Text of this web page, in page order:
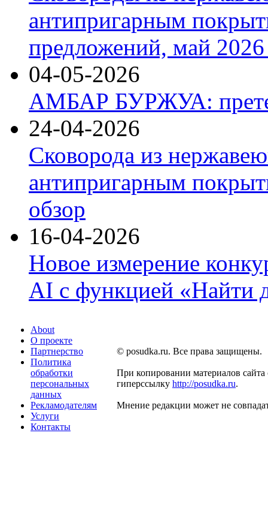
антипригарным
предложений, май 2026
04-05-2026
АМБАР БУРЖУА:
24-04-2026
Сковорода из
антипригарным
обзор
16-04-2026
Новое измерение
AI с функцией «Найти
About
О проекте
Партнерство
Политика
обработки
персональных
данных
Рекламодателям
Услуги
Контакты
© posudka.ru. Все права защищены.
При копировании материалов сайта
гиперссылку http://posudka.ru.
Мнение редакции может не